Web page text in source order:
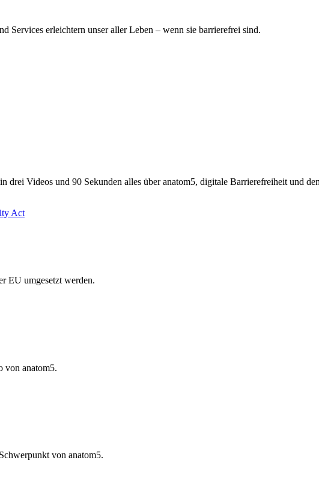
Services erleichtern unser aller Leben – wenn sie barrierefrei sind.
Videos und 90 Sekunden alles über anatom5, digitale Barrierefreiheit und
EU umgesetzt werden.
von anatom5.
von anatom5.